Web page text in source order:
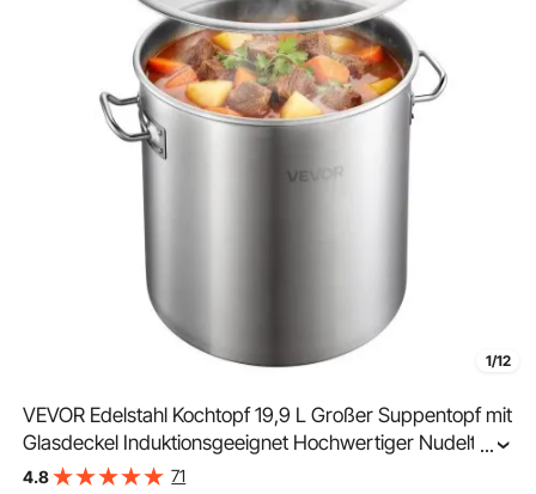
1/12
VEVOR Edelstahl Kochtopf 19,9 L Großer Suppentopf mit
Glasdeckel Induktionsgeeignet Hochwertiger Nudeltopf
PFOA-frei PFAS-frei für Gasherd Elektrokochfeld Ideal
...
4.8 71